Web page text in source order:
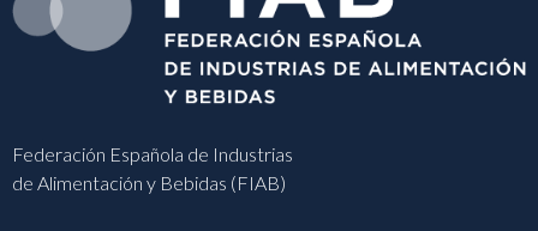
Federación Española de Industrias
de Alimentación y Bebidas (FIAB)